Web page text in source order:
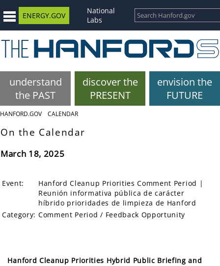
ENERGY.GOV
National
Labs
understand
the PAST
discover the
PRESENT
envision the
FUTURE
HANFORD.GOV CALENDAR
On the Calendar
March 18, 2025
Event:
Hanford Cleanup Priorities Comment Period |
Reunión informativa pública de carácter
híbrido prioridades de limpieza de Hanford
Category: Comment Period / Feedback Opportunity
Hanford Cleanup Priorities Hybrid Public Briefing and